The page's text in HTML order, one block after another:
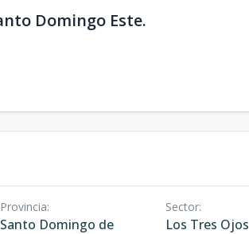
Domingo Este.
Provincia:
Santo Domingo de
Sector:
Los Tres Ojos